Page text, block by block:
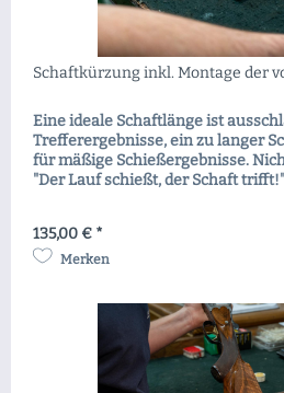
Schaftkürzung inkl. Montage der
Eine ideale Schaftlänge ist
Trefferergebnisse, ein zu langer
für mäßige Schießergebnisse.
"Der Lauf schießt, der Schaft
Selbverständlich können Sie sich
135,00 € *
Merken